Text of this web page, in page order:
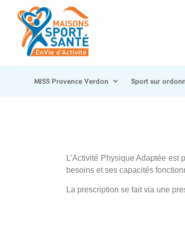
MISS Provence Verdon Sport sur
L’Activité Physique Adaptée
besoins et ses capacités
La prescription se fait via une